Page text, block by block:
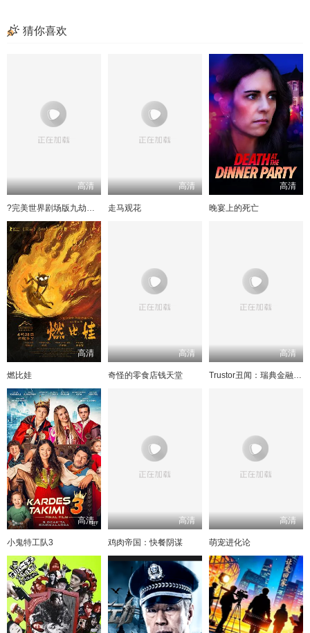
猜你喜欢
高清
?完美世界剧场版九劫焚天?
高清
走马观花
高清
晚宴上的死亡
高清
燃比娃
高清
奇怪的零食店钱天堂
高清
Trustor丑闻：瑞典金融案内幕
高清
小鬼特工队3
高清
鸡肉帝国：快餐阴谋
高清
萌宠进化论